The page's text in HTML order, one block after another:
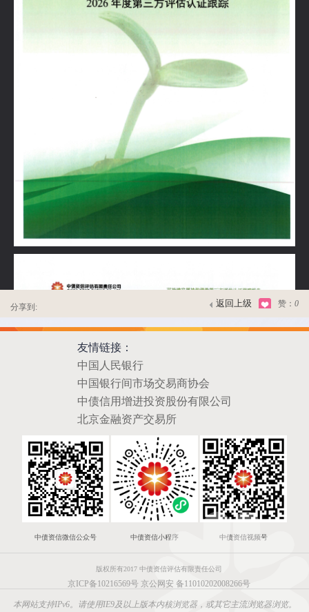
分享到: 返回上级 赞： 0
友情链接：
中国人民银行
中国银行间市场交易商协会
中债信用增进投资股份有限公司
北京金融资产交易所
中债资信微信公众号 中债资信小程序 中债资信视频号
版权所有2017 中债资信评估有限责任公司
京ICP备10216569号 京公网安 备11010202008266号
本网站支持IPv6。请使用IE9及以上版本内核浏览器，或其它主流浏览器浏览。